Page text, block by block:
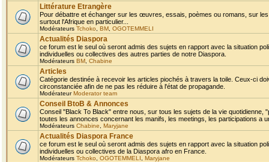
Littérature Etrangère
Pour débattre et échanger sur les œuvres, essais, poèmes ou romans, sur
surtout l'Afrique en particulier...
Modérateurs Tchoko BM OGOTEMMELI
Actualités Diaspora
ce forum est le seul où seront admis des sujets en rapport avec la situation
individuelles ou collectives des autres parties de notre Diaspora.
Modérateurs BM Chabine
Articles
Catégorie destinée à recevoir les articles piochés à travers la toile. Ceux-ci
circonstanciée afin de ne pas les réduire à l'état de propagande.
ModérateurModerator team
Conseil BtoB & Annonces
Conseil "Black To Black" entre nous, sur tous les sujets de la vie
toutes les annonces concernant les manifs, les meetings, les participations a
Modérateurs Chabine Maryjane
Actualités Diaspora France
ce forum est le seul où seront admis des sujets en rapport avec la situation
individuelles ou collectives de la Diaspora afro en France.
Modérateurs Tchoko OGOTEMMELI Maryjane